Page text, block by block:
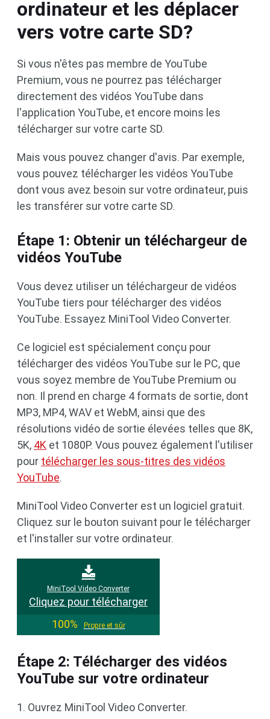
ordinateur et les déplacer
vers votre carte SD?
Si vous n'êtes pas membre de YouTube
Premium, vous ne pourrez pas télécharger
directement des vidéos YouTube dans
l'application YouTube, et encore moins les
télécharger sur votre carte SD.
Mais vous pouvez changer d'avis. Par exemple,
vous pouvez télécharger les vidéos YouTube
dont vous avez besoin sur votre ordinateur, puis
les transférer sur votre carte SD.
Étape 1: Obtenir un téléchargeur de
vidéos YouTube
Vous devez utiliser un téléchargeur de vidéos
YouTube tiers pour télécharger des vidéos
YouTube. Essayez MiniTool Video Converter.
Ce logiciel est spécialement conçu pour
télécharger des vidéos YouTube sur le PC, que
vous soyez membre de YouTube Premium ou
non. Il prend en charge 4 formats de sortie, dont
MP3, MP4, WAV et WebM, ainsi que des
résolutions vidéo de sortie élevées telles que 8K,
5K, 4K et 1080P. Vous pouvez également l'utiliser
pour télécharger les sous-titres des vidéos
YouTube.
MiniTool Video Converter est un logiciel gratuit.
Cliquez sur le bouton suivant pour le télécharger
et l'installer sur votre ordinateur.
MiniTool Video Converter
Cliquez pour télécharger
100%
Propre et sûr
Étape 2: Télécharger des vidéos
YouTube sur votre ordinateur
1. Ouvrez MiniTool Video Converter.